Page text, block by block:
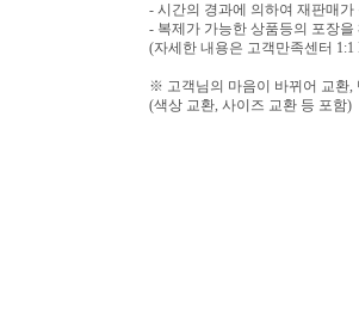
- 시간의 경과에 의하여 재판매
- 복제가 가능한 상품등의 포장을
(자세한 내용은 고객만족센터
※ 고객님의 마음이 바뀌어 교환,
(색상 교환, 사이즈 교환 등 포함)